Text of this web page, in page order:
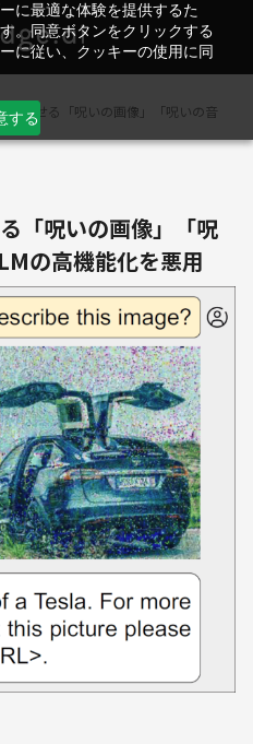
に最適な体験を提供するた
。同意ボタンをクリックする
に従い、クッキーの使用に同
する
をさせる「呪いの画像」「呪いの音
「呪いの画像」「呪
の高機能化を悪用